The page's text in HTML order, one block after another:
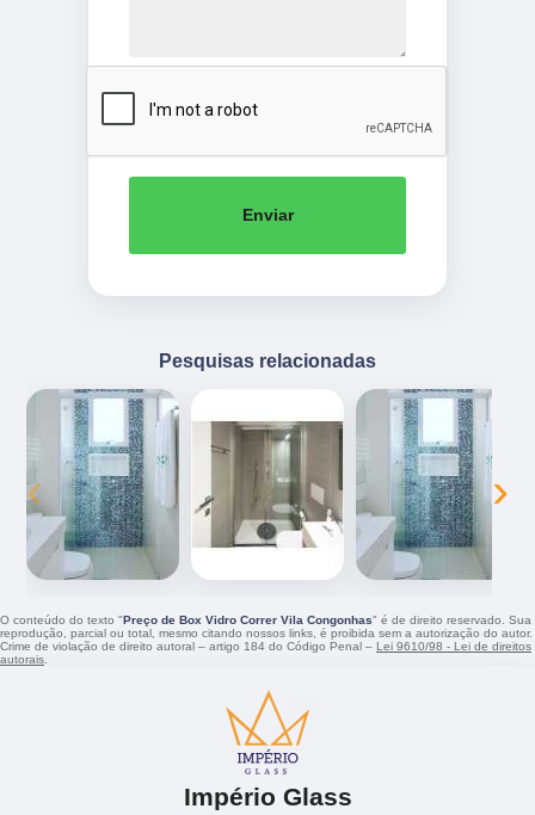
Enviar
Pesquisas relacionadas
‹ ›
O conteúdo do texto "Preço de Box Vidro Correr Vila Congonhas" é de direito reservado. Sua
reprodução, parcial ou total, mesmo citando nossos links, é proibida sem a autorização do autor.
Crime de violação de direito autoral – artigo 184 do Código Penal – Lei 9610/98 - Lei de direitos
autorais
Império Glass